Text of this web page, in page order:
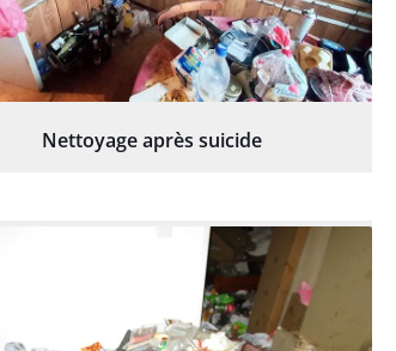
Nettoyage après suicide